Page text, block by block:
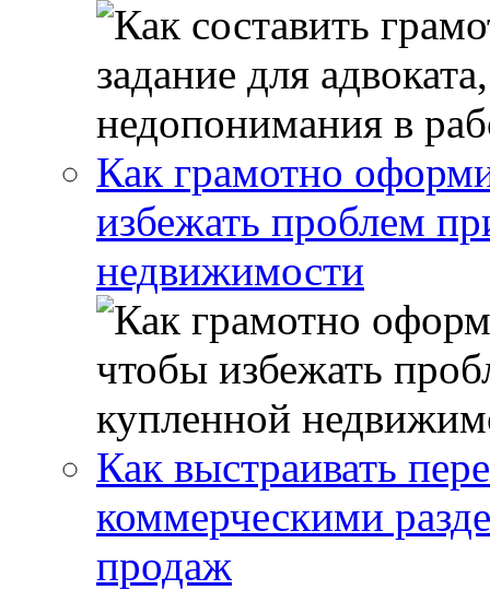
Как грамотно
избежать проблем
недвижимости
Как выстраивать
коммерческими
продаж